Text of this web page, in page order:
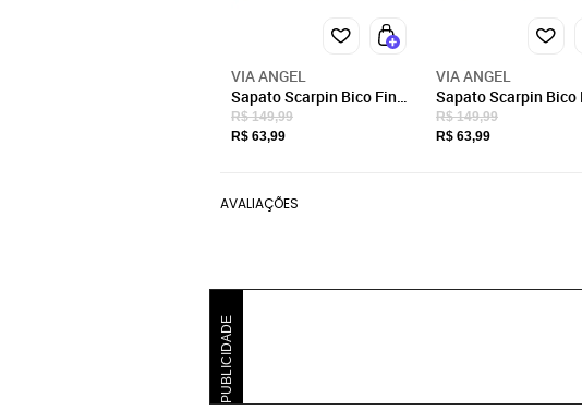
VIA ANGEL
Sapato Scarpin Bico Fino
Salto Baixo Grosso
Confortável Via Angel
R$ 149,99
R$ 63,99
VIA ANGEL
Sapato Scarpin Bico
Salto Baixo Grosso
Confortável Via Angel
R$ 149,99
R$ 63,99
AVALIAÇÕES
PUBLICIDADE